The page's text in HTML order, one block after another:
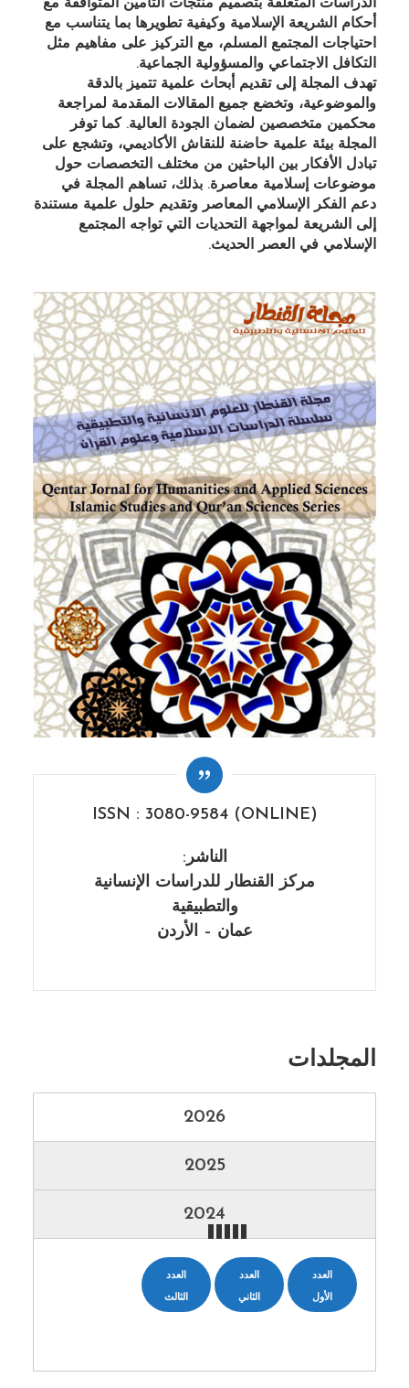
الدراسات المتعلقة بتصميم منتجات التأمين المتوافقة مع
أحكام الشريعة الإسلامية وكيفية تطويرها بما يتناسب مع
احتياجات المجتمع المسلم، مع التركيز على مفاهيم مثل
التكافل الاجتماعي والمسؤولية الجماعية.
تهدف المجلة إلى تقديم أبحاث علمية تتميز بالدقة
والموضوعية، وتخضع جميع المقالات المقدمة لمراجعة
محكمين متخصصين لضمان الجودة العالية. كما توفر
المجلة بيئة علمية حاضنة للنقاش الأكاديمي، وتشجع على
تبادل الأفكار بين الباحثين من مختلف التخصصات حول
موضوعات إسلامية معاصرة. بذلك، تساهم المجلة في
دعم الفكر الإسلامي المعاصر وتقديم حلول علمية مستندة
إلى الشريعة لمواجهة التحديات التي تواجه المجتمع
الإسلامي في العصر الحديث.
ISSN : 3080-9584 (ONLINE)
الناشر:
مركز القنطار للدراسات الإنسانية
والتطبيقية
عمان – الأردن
المجلدات
2026
2025
2024
العدد
الأول
العدد
الثاني
العدد
الثالث